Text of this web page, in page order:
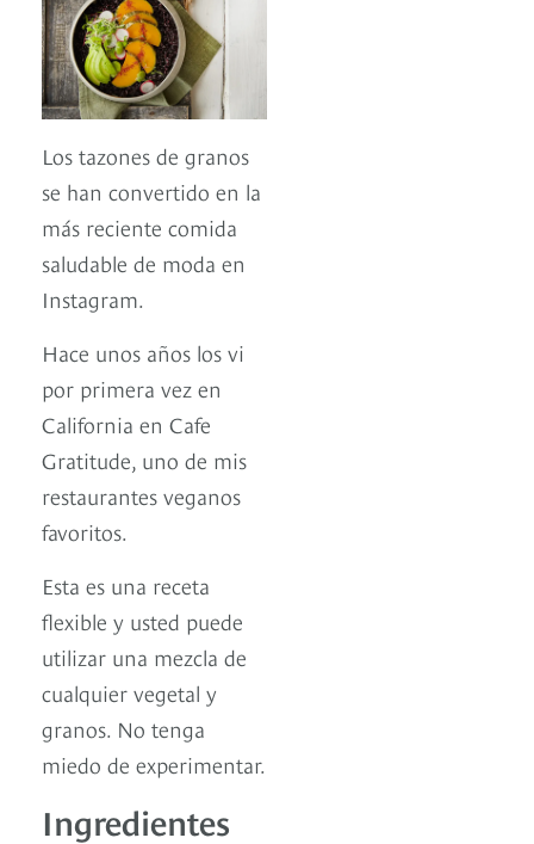
Los tazones de granos
se han convertido en la
más reciente comida
saludable de moda en
Instagram.
Hace unos años los vi
por primera vez en
California en Cafe
Gratitude, uno de mis
restaurantes veganos
favoritos.
Esta es una receta
flexible y usted puede
utilizar una mezcla de
cualquier vegetal y
granos. No tenga
miedo de experimentar.
Ingredientes